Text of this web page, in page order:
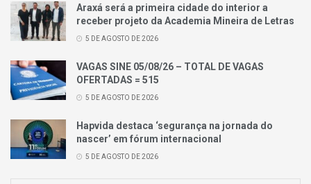
Araxá será a primeira cidade do interior a
receber projeto da Academia Mineira de Letras
5 DE AGOSTO DE 2026
VAGAS SINE 05/08/26 – TOTAL DE VAGAS
OFERTADAS = 515
5 DE AGOSTO DE 2026
Hapvida destaca ‘segurança na jornada do
nascer’ em fórum internacional
5 DE AGOSTO DE 2026